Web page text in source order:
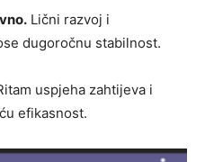
Lični razvoj i
dugoročnu stabilnost.
uspjeha zahtijeva i
efikasnost.